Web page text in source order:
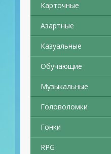
Карточные
Азартные
Казуальные
Обучающие
Музыкальные
Головоломки
Гонки
RPG